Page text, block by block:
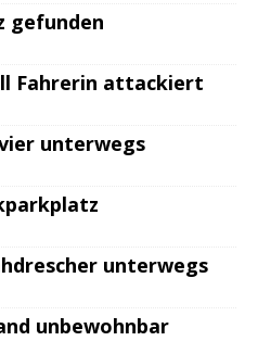
gefunden
Fahrerin attackiert
unterwegs
unterwegs
unbewohnbar